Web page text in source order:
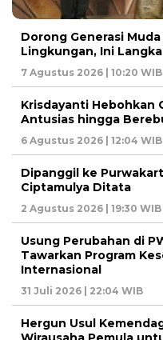
Dorong Generasi
Lingkungan, Ini
7 Agustus 2026 | 10:20 WIB
Krisdayanti Hebohkan
Antusias hingga
6 Agustus 2026 | 12:04 WIB
Dipanggil ke
Ciptamulya Ditata
2 Agustus 2026 | 19:30 WIB
Usung Perubahan di
Tawarkan Program
Internasional
31 Juli 2026 | 22:04 WIB
Hergun Usul